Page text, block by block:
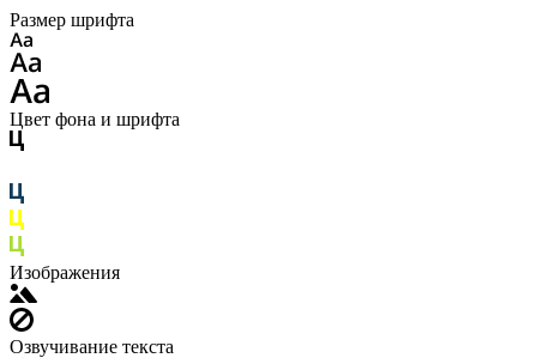
Размер шрифта
Цвет фона и шрифта
Изображения
Озвучивание текста